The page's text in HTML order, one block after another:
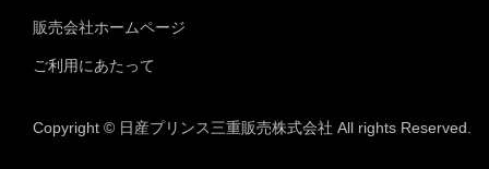
販売会社ホームページ
ご利用にあたって
Copyright © 日産プリンス三重販売株式会社 All rights Reserved.